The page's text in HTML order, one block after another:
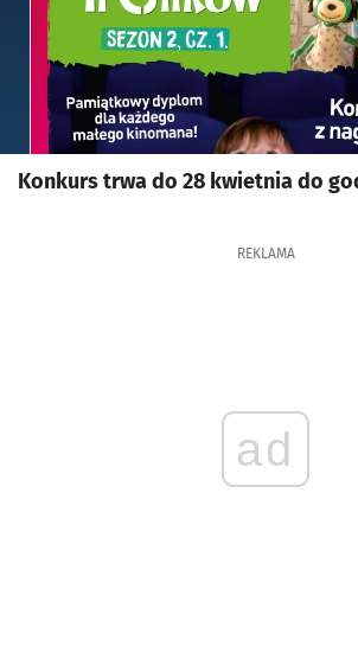
Konkurs trwa do 28 kwietnia do
REKLAMA
ad